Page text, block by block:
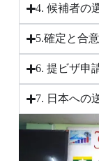
4. 候補者の
5.確定と合意
6. 提ビザ申
7. 日本への